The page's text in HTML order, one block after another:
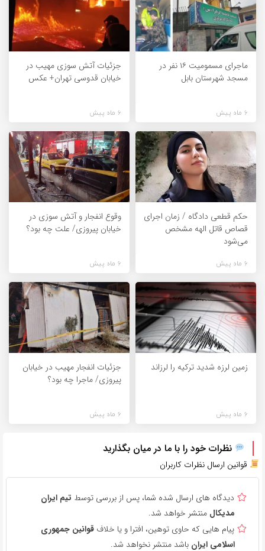
ماجرای مسمومیت ۱۶ نفر در
مسجد شهرستان بابل
6 ماه پیش
جزئیات آتش سوزی مهیب در
خیابان قدوسی تهران+ عکس
6 ماه پیش
حکم قطعی دادگاه / زمان اجرای
قصاص قاتل الهه مشخص
می‌شود
6 ماه پیش
وقوع انفجار و آتش سوزی در
خیابان پیروزی/ علت چه بود؟
6 ماه پیش
زمین لرزه شدید ترکیه را لرزاند
6 ماه پیش
جزئیات انفجار مهیب در خیابان
پیروزی/ ماجرا چه بود؟
6 ماه پیش
نظرات خود را با ما در میان بگذارید
قوانین ارسال نظرات کاربران
دیدگاه های ارسال شده شما، پس از بررسی توسط تیم ایران
مدیکال منتشر خواهد شد.
پیام هایی که حاوی توهین، افترا و یا خلاف قوانین جمهوری
اسلامی ایران باشد منتشر نخواهد شد.